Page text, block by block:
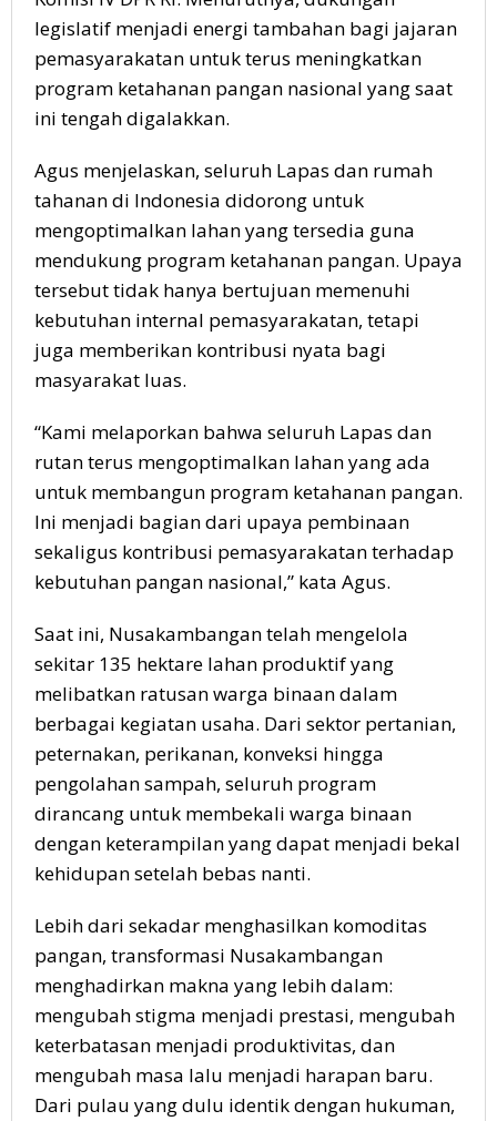
legislatif menjadi energi tambahan bagi jajaran
pemasyarakatan untuk terus meningkatkan
program ketahanan pangan nasional yang saat
ini tengah digalakkan.
Agus menjelaskan, seluruh Lapas dan rumah
tahanan di Indonesia didorong untuk
mengoptimalkan lahan yang tersedia guna
mendukung program ketahanan pangan. Upaya
tersebut tidak hanya bertujuan memenuhi
kebutuhan internal pemasyarakatan, tetapi
juga memberikan kontribusi nyata bagi
masyarakat luas.
“Kami melaporkan bahwa seluruh Lapas dan
rutan terus mengoptimalkan lahan yang ada
untuk membangun program ketahanan pangan.
Ini menjadi bagian dari upaya pembinaan
sekaligus kontribusi pemasyarakatan terhadap
kebutuhan pangan nasional,” kata Agus.
Saat ini, Nusakambangan telah mengelola
sekitar 135 hektare lahan produktif yang
melibatkan ratusan warga binaan dalam
berbagai kegiatan usaha. Dari sektor pertanian,
peternakan, perikanan, konveksi hingga
pengolahan sampah, seluruh program
dirancang untuk membekali warga binaan
dengan keterampilan yang dapat menjadi bekal
kehidupan setelah bebas nanti.
Lebih dari sekadar menghasilkan komoditas
pangan, transformasi Nusakambangan
menghadirkan makna yang lebih dalam:
mengubah stigma menjadi prestasi, mengubah
keterbatasan menjadi produktivitas, dan
mengubah masa lalu menjadi harapan baru.
Dari pulau yang dulu identik dengan hukuman,